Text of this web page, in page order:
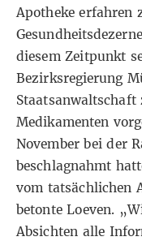
Apotheke erfahren
diesem Zeitpunkt
Bezirksregierung
Staatsanwaltschaft
Medikamenten
November bei der
beschlagnahmt
vom tatsächlichen
betonte Loeven.
Absichten alle